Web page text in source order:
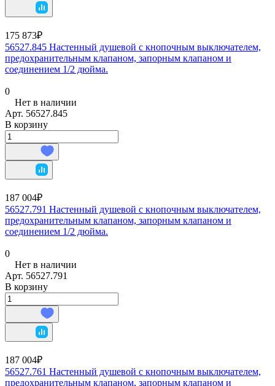
175 873₽
56527.845 Настенный душевой с кнопочным выключателем,
предохранительным клапаном, запорным клапаном и
соединением 1/2 дюйма.
0
Нет в наличии
Арт. 56527.845
В корзину
187 004₽
56527.791 Настенный душевой с кнопочным выключателем,
предохранительным клапаном, запорным клапаном и
соединением 1/2 дюйма.
0
Нет в наличии
Арт. 56527.791
В корзину
187 004₽
56527.761 Настенный душевой с кнопочным выключателем,
предохранительным клапаном, запорным клапаном и